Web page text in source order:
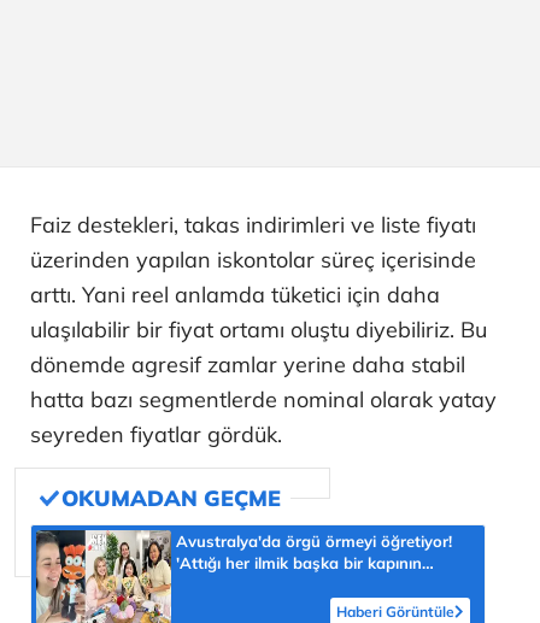
Faiz destekleri, takas indirimleri ve liste fiyatı
üzerinden yapılan iskontolar süreç içerisinde
arttı. Yani reel anlamda tüketici için daha
ulaşılabilir bir fiyat ortamı oluştu diyebiliriz. Bu
dönemde agresif zamlar yerine daha stabil
hatta bazı segmentlerde nominal olarak yatay
seyreden fiyatlar gördük.
Avustralya'da örgü örmeyi öğretiyor!
'Attığı her ilmik başka bir kapının
Haberi Görüntüle